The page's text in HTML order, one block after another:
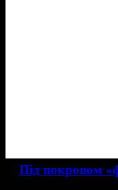
Під покровом